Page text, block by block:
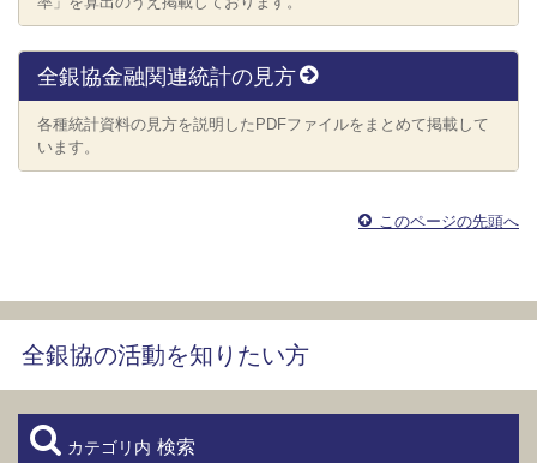
全銀協金融関連統計の見方
各種統計資料の見方を説明したPDFファイルをまとめて掲載して
います。
このページの先頭へ
全銀協の活動を知りたい方
カテゴリ内 検索